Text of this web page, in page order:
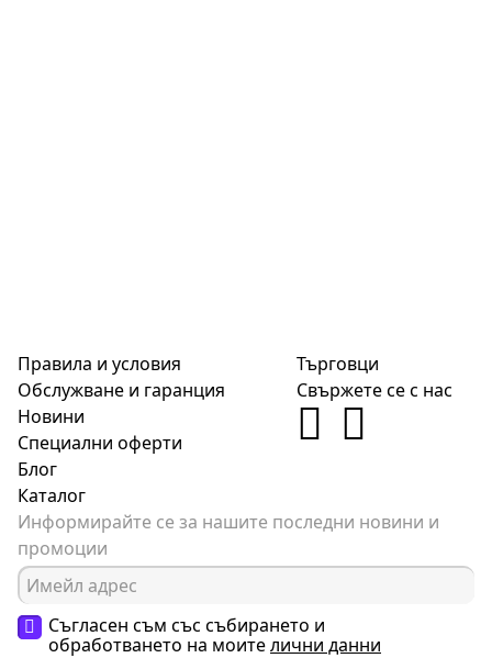
Правила и условия
Обслужване и гаранция
Новини
Специални оферти
Блог
Каталог
Търговци
Свържете се с нас
Информирайте се за нашите последни новини и
промоции
Съгласен съм със събирането и
обработването на моителични данни